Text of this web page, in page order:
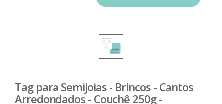
Tag para Semijoias - Brincos - Cantos
Arredondados - Couchê 250g -